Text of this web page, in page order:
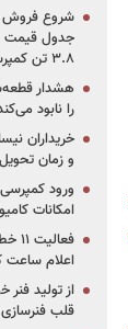
جدول قیمت
۳.۸ تن کمپرسی
هشدار
را نابود
خریداران
و زمان
ورود
امکانات
اعلام ساعت
از تولید
قلب فنرسازی